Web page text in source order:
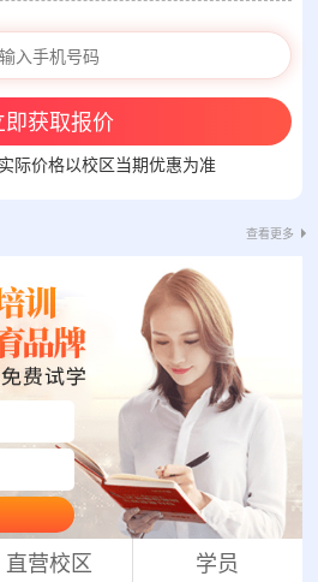
即获取报价
际价格以校区当期优惠为准
查看更多
直营校区 学员